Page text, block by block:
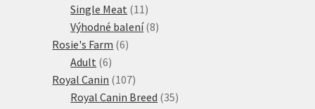
Single Meat 11 11
produktů
Výhodné balení 88
Rosie's Farm 66
Adult 66
produktů
Royal Canin 107107
produktů
Royal Canin Breed 3535